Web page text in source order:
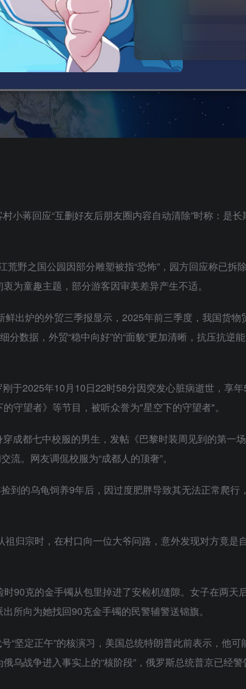
小蒋回应“互删好友后朋友圈内容自动清除”时称：是长
野之国公园因部分雕塑被指“恐怖”，园方回应称已拆
为童趣主题，部分游客因审美差异产生不适。
出炉的外贸三季报显示，2025年前三季度，我国货物
数据，外贸“稳中向好”的“面貌”更加清晰，抗压抗逆
于2025年10月10日22时58分因突发心脏病逝世，享
守望者》等节目，被听众誉为"星空下的守望者"。
成都七中校服的男生，发帖《巴黎时装周见到的第一
。网友调侃校服为“成都人的顶奢”。
到的乌龟饲养9年后，因过度肥胖导致其无法正常爬行
归宗时，在村口向一位大爷问路，意外发现对方竟是
90克的金手镯从包里掉进了安检机缝隙。女子在两天
所向为她找回90克金手镯的民警辅警送锦旗。
“坚定正午”的核演习，美国总统特朗普此前表示，他可
乌战争进入事实上的“核阶段”，俄罗斯总统普京已经